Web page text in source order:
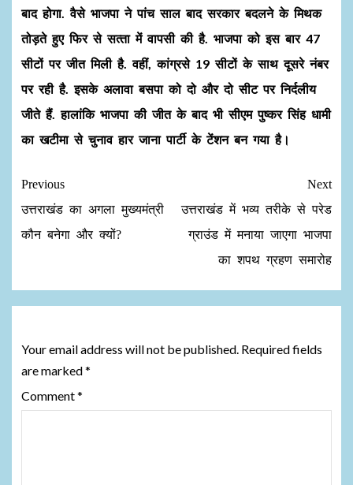
बाद होगा. वैसे भाजपा ने पांच साल बाद सरकार बदलने के मिथक
तोड़ते हुए फिर से सत्‍ता में वापसी की है. भाजपा को इस बार 47
सीटों पर जीत मिली है. वहीं, कांग्रसे 19 सीटों के साथ दूसरे नंबर
पर रही है. इसके अलावा बसपा को दो और दो सीट पर निर्दलीय
जीते हैं. हालांकि भाजपा की जीत के बाद भी सीएम पुष्‍कर सिंह धामी
का खटीमा से चुनाव हार जाना पार्टी के टेंशन बन गया है।
Previous
उत्तराखंड का अगला मुख्यमंत्री
कौन बनेगा और क्यों?
Next
उत्तराखंड में भव्य तरीके से परेड
ग्राउंड में मनाया जाएगा भाजपा
का शपथ ग्रहण समारोह
Your email address will not be published. Required fields
are marked*
Comment*